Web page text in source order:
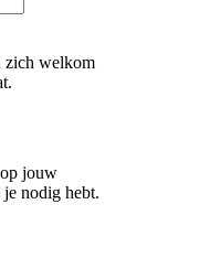
zich welkom
jouw
je nodig hebt.